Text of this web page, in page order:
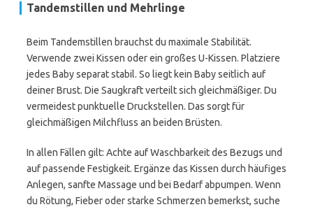
Tandemstillen und Mehrlinge
Beim Tandemstillen brauchst du maximale Stabilität.
Verwende zwei Kissen oder ein großes U-Kissen. Platziere
jedes Baby separat stabil. So liegt kein Baby seitlich auf
deiner Brust. Die Saugkraft verteilt sich gleichmäßiger. Du
vermeidest punktuelle Druckstellen. Das sorgt für
gleichmäßigen Milchfluss an beiden Brüsten.
In allen Fällen gilt: Achte auf Waschbarkeit des Bezugs und
auf passende Festigkeit. Ergänze das Kissen durch häufiges
Anlegen, sanfte Massage und bei Bedarf abpumpen. Wenn
du Rötung, Fieber oder starke Schmerzen bemerkst, suche